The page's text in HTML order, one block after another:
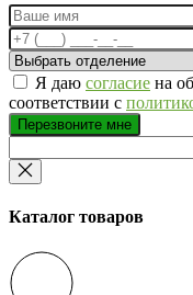
Я даю согласие на
соответствии с
Перезвоните мне
Каталог товаров